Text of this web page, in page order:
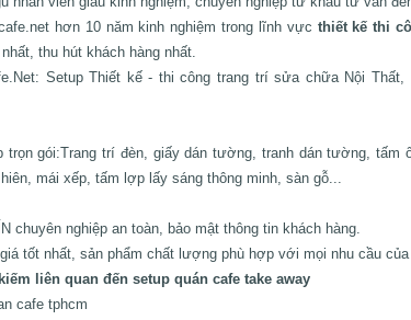
hơn 10 năm kinh nghiệm trong lĩnh vực thiết kế thi
thu hút khách hàng nhất.
Setup Thiết kế - thi công trang trí sửa chữa Nội
trọn gói:Trang trí đèn, giấy dán tường, tranh dán tường, tấm
mái xếp, tấm lợp lấy sáng thông minh, sàn gỗ...
chuyên nghiệp an toàn, bảo mật thông tin khách hàng.
tốt nhất, sản phẩm chất lượng phù hợp với mọi nhu cầu
liên quan đến setup quán cafe take away
cafe tphcm